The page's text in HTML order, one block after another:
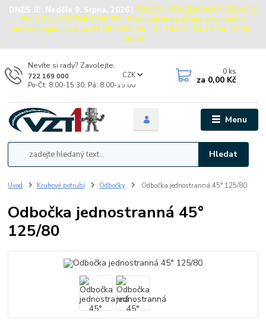
DNES JE: Neděle 9. Srpna, 2026 | POZOR - PRÁZDNINOVÝ PROVOZ
SKLADU / OSOBNÍ ODBĚRY - Provozní doba skladu pro osobní
odběry objednávek do 31.08.2026: Po - Čt: 13:00 - 15:30, Pá: 13:00 -
15:00
Menu
CZK
Hledat
Nevíte si rady? Zavolejte.
722 169 000
Po-Čt: 8:00-15:30, Pá: 8:00-15:00
0 ks
za 0,00 Kč
Úvod Kruhové potrubí Odbočky Odbočka jednostranná 45° 125/80
Odbočka jednostranná 45°
125/80